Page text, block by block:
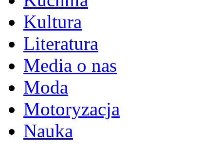
Kultura
Literatura
Media o nas
Moda
Motoryzacja
Nauka